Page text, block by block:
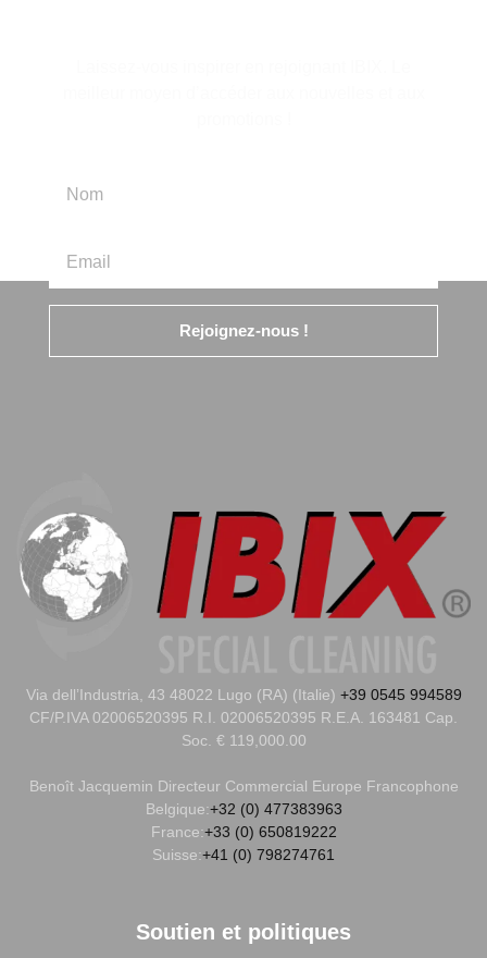
Rejoignez-nous !
Via dell’Industria, 43 48022 Lugo (RA) (Italie) +39 0545 994589
CF/P.IVA 02006520395 R.I. 02006520395 R.E.A. 163481 Cap.
Soc. € 119,000.00
Benoît Jacquemin Directeur Commercial Europe Francophone
Belgique:+32 (0) 477383963
France:+33 (0) 650819222
Suisse:+41 (0) 798274761
Soutien et politiques